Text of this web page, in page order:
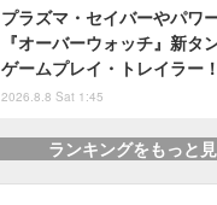
プラズマ・セイバーやパワ
『オーバーウォッチ』新タ
ゲームプレイ・トレイラー！
2026.8.8 Sat 1:45
ランキングをもっと